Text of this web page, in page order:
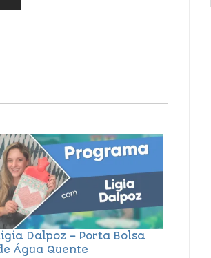
Dalpoz – Porta Bolsa
Água Quente